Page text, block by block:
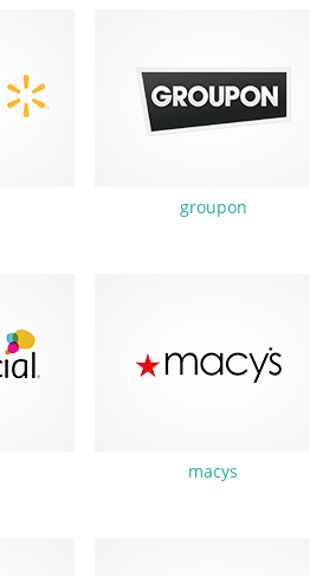
groupon
macys